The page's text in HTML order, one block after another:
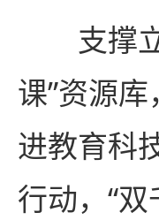
支撑立
课”资源
进教育科
行动，“